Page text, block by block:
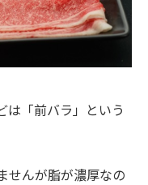
は「前バラ」という
せんが脂が濃厚なの